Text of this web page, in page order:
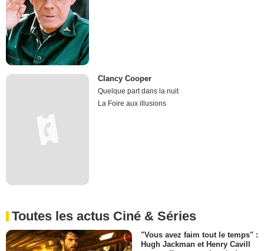
Clancy Cooper
Quelque part dans la nuit
La Foire aux illusions
Toutes les actus Ciné & Séries
"Vous avez faim tout le temps" :
Hugh Jackman et Henry Cavill